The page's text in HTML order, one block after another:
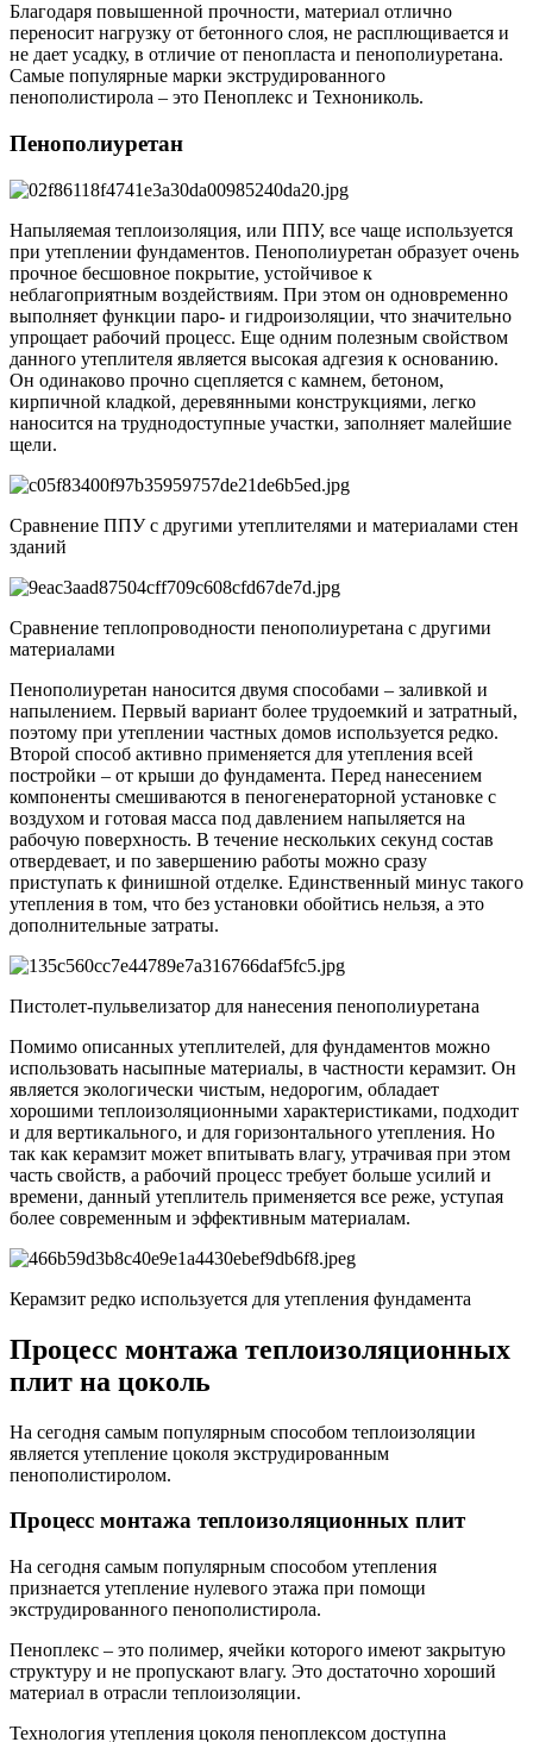
Благодаря повышенной прочности, материал отлично
переносит нагрузку от бетонного слоя, не расплющивается и
не дает усадку, в отличие от пенопласта и пенополиуретана.
Самые популярные марки экструдированного
пенополистирола – это Пеноплекс и Технониколь.
Пенополиуретан
Напыляемая теплоизоляция, или ППУ, все чаще используется
при утеплении фундаментов. Пенополиуретан образует очень
прочное бесшовное покрытие, устойчивое к
неблагоприятным воздействиям. При этом он одновременно
выполняет функции паро- и гидроизоляции, что значительно
упрощает рабочий процесс. Еще одним полезным свойством
данного утеплителя является высокая адгезия к основанию.
Он одинаково прочно сцепляется с камнем, бетоном,
кирпичной кладкой, деревянными конструкциями, легко
наносится на труднодоступные участки, заполняет малейшие
щели.
Сравнение ППУ с другими утеплителями и материалами стен
зданий
Сравнение теплопроводности пенополиуретана с другими
материалами
Пенополиуретан наносится двумя способами – заливкой и
напылением. Первый вариант более трудоемкий и затратный,
поэтому при утеплении частных домов используется редко.
Второй способ активно применяется для утепления всей
постройки – от крыши до фундамента. Перед нанесением
компоненты смешиваются в пеногенераторной установке с
воздухом и готовая масса под давлением напыляется на
рабочую поверхность. В течение нескольких секунд состав
отвердевает, и по завершению работы можно сразу
приступать к финишной отделке. Единственный минус такого
утепления в том, что без установки обойтись нельзя, а это
дополнительные затраты.
Пистолет-пульвелизатор для нанесения пенополиуретана
Помимо описанных утеплителей, для фундаментов можно
использовать насыпные материалы, в частности керамзит. Он
является экологически чистым, недорогим, обладает
хорошими теплоизоляционными характеристиками, подходит
и для вертикального, и для горизонтального утепления. Но
так как керамзит может впитывать влагу, утрачивая при этом
часть свойств, а рабочий процесс требует больше усилий и
времени, данный утеплитель применяется все реже, уступая
более современным и эффективным материалам.
Керамзит редко используется для утепления фундамента
Процесс монтажа теплоизоляционных
плит на цоколь
На сегодня самым популярным способом теплоизоляции
является утепление цоколя экструдированным
пенополистиролом.
Процесс монтажа теплоизоляционных плит
На сегодня самым популярным способом утепления
признается утепление нулевого этажа при помощи
экструдированного пенополистирола.
Пеноплекс – это полимер, ячейки которого имеют закрытую
структуру и не пропускают влагу. Это достаточно хороший
материал в отрасли теплоизоляции.
Технология утепления цоколя пеноплексом доступна